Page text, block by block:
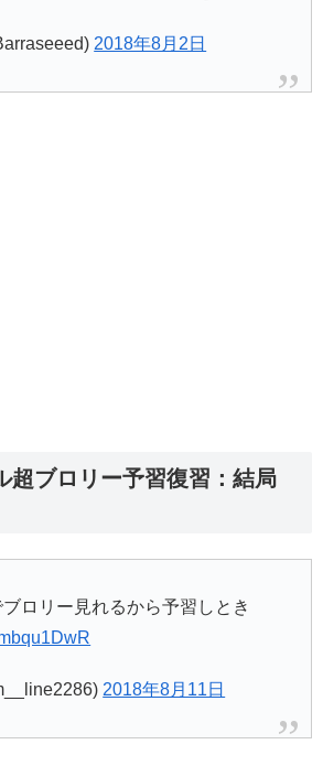
2018年8月2日
超ブロリー予習復習：結局
ロリー見れるから予習しとき
2018年8月11日